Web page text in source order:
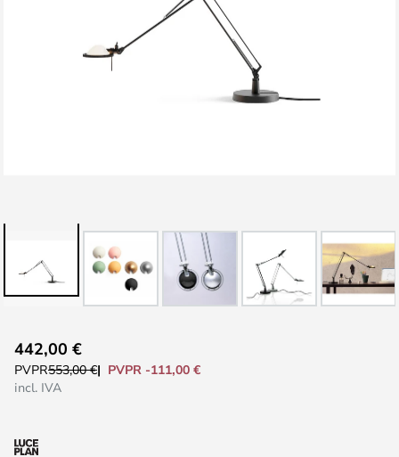
al
comienzo
galería
442,00 €
PVPR553,00 €
PVPR -111,00 €
incl. IVA